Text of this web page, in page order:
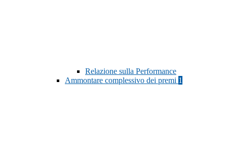
Relazione sulla Performance
Ammontare complessivo dei premi 1